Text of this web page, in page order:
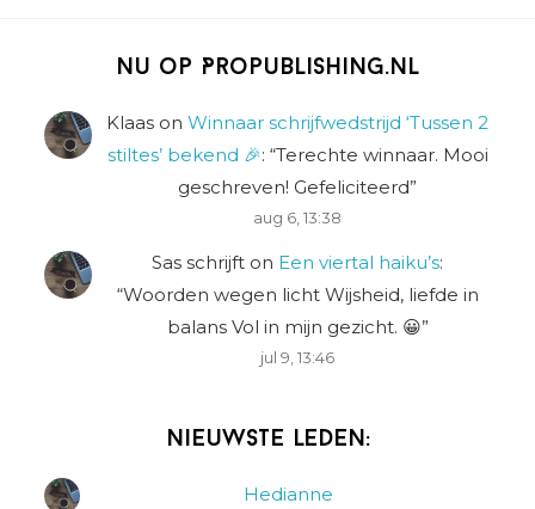
Nu op Propublishing.nl
Klaas on Winnaar schrijfwedstrijd ‘Tussen 2
stiltes’ bekend 🎉: “Terechte winnaar. Mooi
geschreven! Gefeliciteerd”
aug 6, 13:38
Sas schrijft on Een viertal haiku’s:
“Woorden wegen licht Wijsheid, liefde in
balans Vol in mijn gezicht. 😀”
jul 9, 13:46
Nieuwste leden:
Hedianne